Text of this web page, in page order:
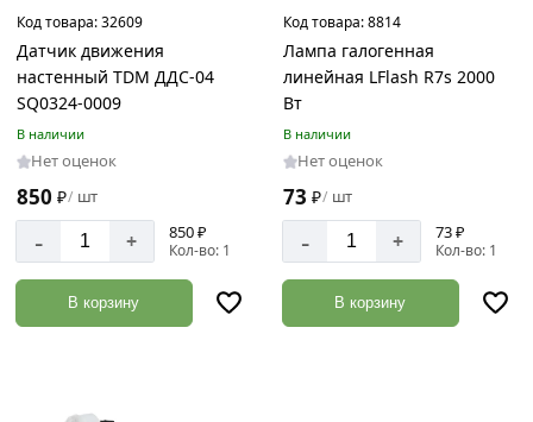
Код товара:32609
Датчик движения
настенный TDM ДДС-04
SQ0324-0009
В наличии
Нет оценок
850 ₽/ шт
- + 850 ₽
Кол-во: 1
В корзину
Код товара:8814
Лампа галогенная
линейная LFlash R7s 2000
Вт
В наличии
Нет оценок
73 ₽/ шт
- + 73 ₽
Кол-во: 1
В корзину